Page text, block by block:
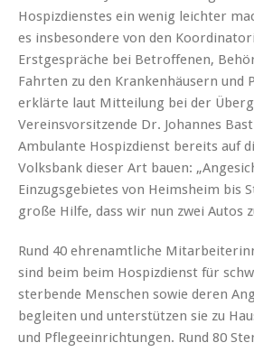
Hospizdienstes ein wenig leichter
es insbesondere von den
Erstgespräche bei Betroffenen,
Fahrten zu den Krankenhäusern und
erklärte laut Mitteilung bei der
Vereinsvorsitzende Dr. Johannes
Ambulante Hospizdienst bereits auf
Volksbank dieser Art bauen:
Einzugsgebietes von Heimsheim bis
große Hilfe, dass wir nun zwei Autos
Rund 40 ehrenamtliche
sind beim beim Hospizdienst für
sterbende Menschen sowie deren
begleiten und unterstützen sie zu
und Pflegeeinrichtungen. Rund 80